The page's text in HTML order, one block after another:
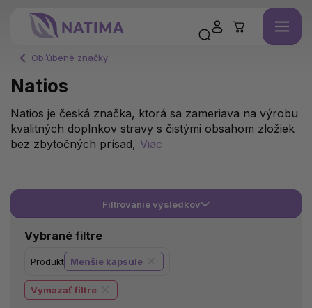
Obľúbené značky
Natios
Natios je česká značka, ktorá sa zameriava na výrobu
kvalitných doplnkov stravy s čistými obsahom zložiek
bez zbytočných prísad, Viac
Filtrovanie výsledkov
Vybrané filtre
Produkt Menšie kapsule
Vymazať filtre